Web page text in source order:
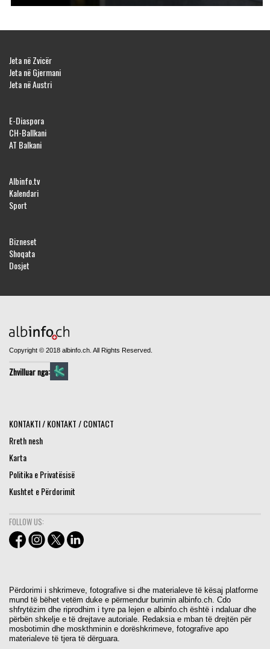
Jeta në Zvicër
Jeta në Gjermani
Jeta në Austri
E-Diaspora
CH-Ballkani
AT Balkani
Albinfo.tv
Kalendari
Sport
Bizneset
Shoqata
Dosjet
Copyright © 2018 albinfo.ch. All Rights Reserved.
Zhvilluar nga:
KONTAKTI / KONTAKT / CONTACT
Rreth nesh
Karta
Politika e Privatësisë
Kushtet e Përdorimit
FOLLOW US:
Përdorimi i shkrimeve, fotografive si dhe materialeve të kësaj platforme
mund të bëhet vetëm duke e përmendur burimin albinfo.ch. Cdo
shfrytëzim dhe riprodhim i tyre pa lejen e albinfo.ch është i ndaluar dhe
përbën shkelje e të drejtave autoriale. Redaksia e mban të drejtën për
mosbotimin dhe moskthminin e dorëshkrimeve, fotografive apo
materialeve të tjera të dërguara.